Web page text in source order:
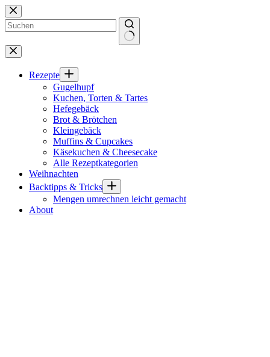
Zum
Inhalt
springen
Keine
Ergebnisse
Rezepte
Gugelhupf
Kuchen, Torten & Tartes
Hefegebäck
Brot & Brötchen
Kleingebäck
Muffins & Cupcakes
Käsekuchen & Cheesecake
Alle Rezeptkategorien
Weihnachten
Backtipps & Tricks
Mengen umrechnen leicht gemacht
About